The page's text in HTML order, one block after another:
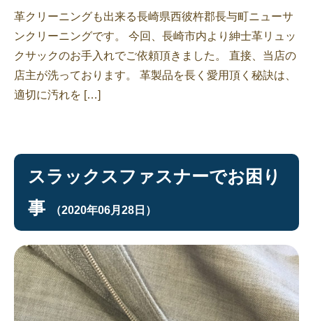
革クリーニングも出来る長崎県西彼杵郡長与町ニューサ
ンクリーニングです。 今回、長崎市内より紳士革リュッ
クサックのお手入れでご依頼頂きました。 直接、当店の
店主が洗っております。 革製品を長く愛用頂く秘訣は、
適切に汚れを […]
スラックスファスナーでお困り
事
（2020年06月28日）